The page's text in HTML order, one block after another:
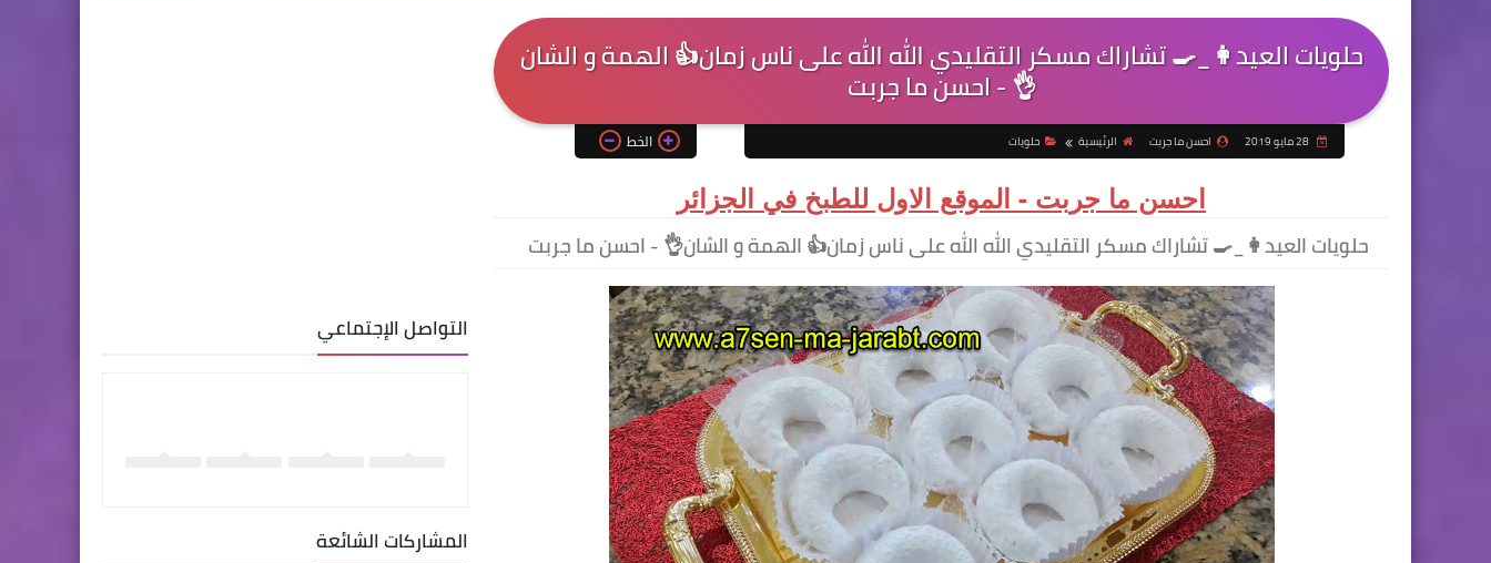
حلويات العيد👩_🍳 تشاراك مسكر التقليدي الله الله على ناس زمان👍 الهمة و الشان
👌 - احسن ما جربت
28 مايو 2019 احسن ما جربت الرئيسية حلويات الخط
احسن ما جربت - الموقع الاول للطبخ في الجزائر
حلويات العيد👩_🍳 تشاراك مسكر التقليدي الله الله على ناس زمان👍 الهمة و الشان👌 - احسن ما جربت
التواصل الإجتماعي
المشاركات الشائعة